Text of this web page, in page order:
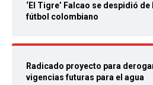
‘El Tigre’ Falcao se despidió
fútbol colombiano
Radicado proyecto para
vigencias futuras para el agua